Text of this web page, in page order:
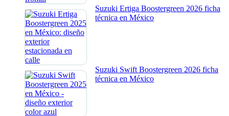
Suzuki Ertiga Boostergreen 2026 ficha
técnica en México
Suzuki Swift Boostergreen 2026 ficha
técnica en México